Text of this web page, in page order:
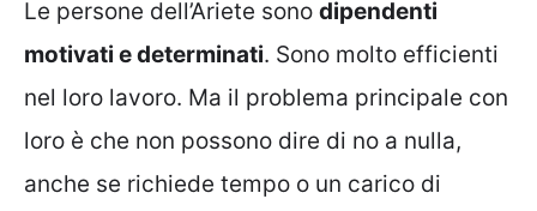
Le persone dell’Ariete sono dipendenti
motivati ​​e determinati. Sono molto efficienti
nel loro lavoro. Ma il problema principale con
loro è che non possono dire di no a nulla,
anche se richiede tempo o un carico di